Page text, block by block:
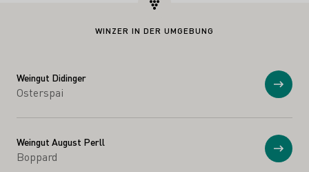
WINZER IN DER UMGEBUNG
Weingut Didinger
Osterspai
Weingut August Perll
Boppard